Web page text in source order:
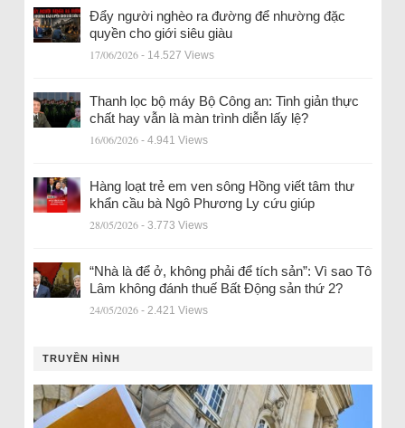
Đẩy người nghèo ra đường để nhường đặc
quyền cho giới siêu giàu
17/06/2026 - 14.527 Views
Thanh lọc bộ máy Bộ Công an: Tinh giản thực
chất hay vẫn là màn trình diễn lấy lệ?
16/06/2026 - 4.941 Views
Hàng loạt trẻ em ven sông Hồng viết tâm thư
khẩn cầu bà Ngô Phương Ly cứu giúp
28/05/2026 - 3.773 Views
“Nhà là để ở, không phải để tích sản”: Vì sao Tô
Lâm không đánh thuế Bất Động sản thứ 2?
24/05/2026 - 2.421 Views
TRUYỀN HÌNH